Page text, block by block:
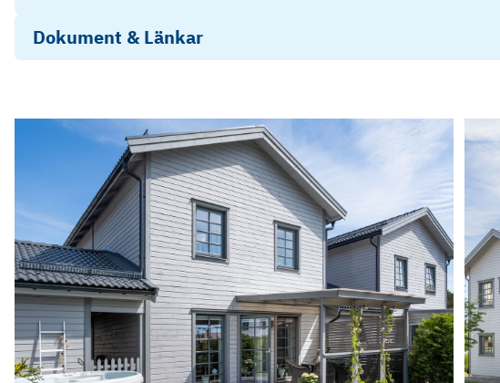
Dokument & Länkar
Stadgar - Brf Pollux
Energideklaration - Oriongatan 6E